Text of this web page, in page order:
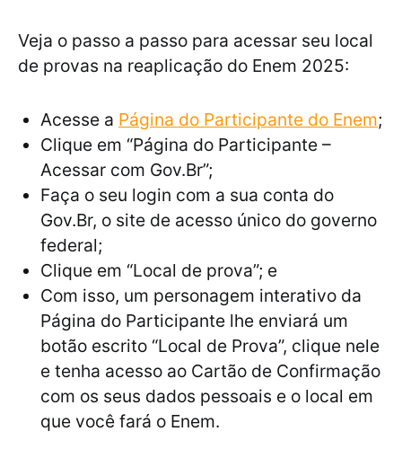
Veja o passo a passo para acessar seu local
de provas na reaplicação do Enem 2025:
Acesse a Página do Participante do Enem;
Clique em “Página do Participante –
Acessar com Gov.Br”;
Faça o seu login com a sua conta do
Gov.Br, o site de acesso único do governo
federal;
Clique em “Local de prova”; e
Com isso, um personagem interativo da
Página do Participante lhe enviará um
botão escrito “Local de Prova”, clique nele
e tenha acesso ao Cartão de Confirmação
com os seus dados pessoais e o local em
que você fará o Enem.